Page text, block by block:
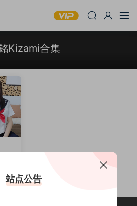
Kizami合集
更
站点公告